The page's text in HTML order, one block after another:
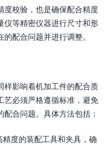
度校验，也是确保配合精度
仪等精密仪器进行尺寸和形
配合问题并进行调整。
样影响着机加工件的配合质
艺必须严格遵循标准，避免
合问题。具体方法包括：
度的装配工具和夹具，确